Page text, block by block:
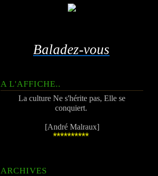
Baladez-vous
A L'AFFICHE..
La culture Ne s'hérite pas, Elle se
conquiert.
[André Malraux]
**********
ARCHIVES